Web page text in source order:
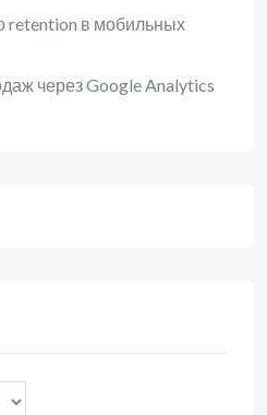
retention в мобильных
через Google Analytics